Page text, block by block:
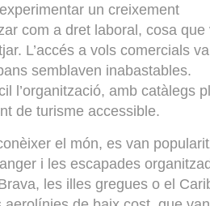
un creixement
com a dret laboral, cosa que
L’accés a vols comercials va
semblaven inabastables.
l’organització, amb catàlegs
de turisme accessible.
el món, es van
i les escapades
les illes gregues o el